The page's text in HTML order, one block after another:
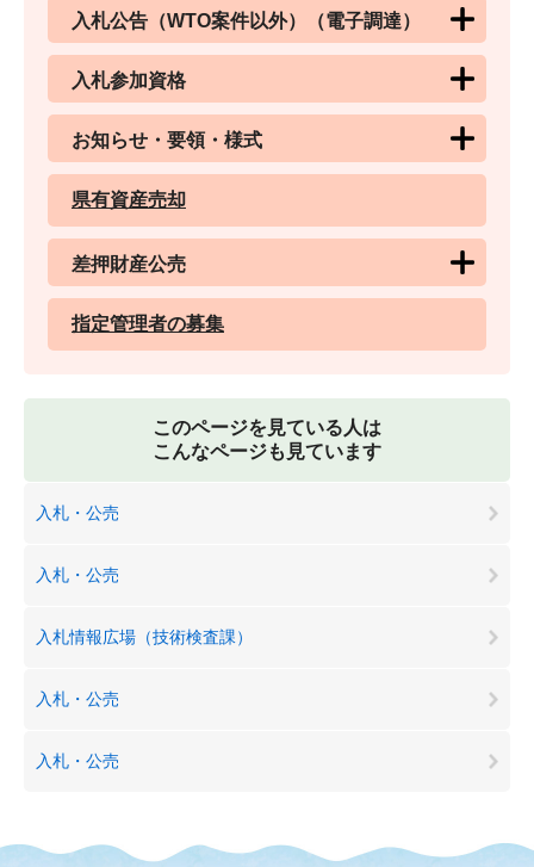
入札公告（WTO案件以外）（電子調達）
入札参加資格
お知らせ・要領・様式
県有資産売却
差押財産公売
指定管理者の募集
このページを見ている人は
こんなページも見ています
入札・公売
入札・公売
入札情報広場（技術検査課）
入札・公売
入札・公売